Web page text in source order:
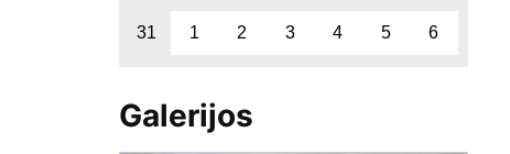
31 1 2 3 4 5 6
Galerijos